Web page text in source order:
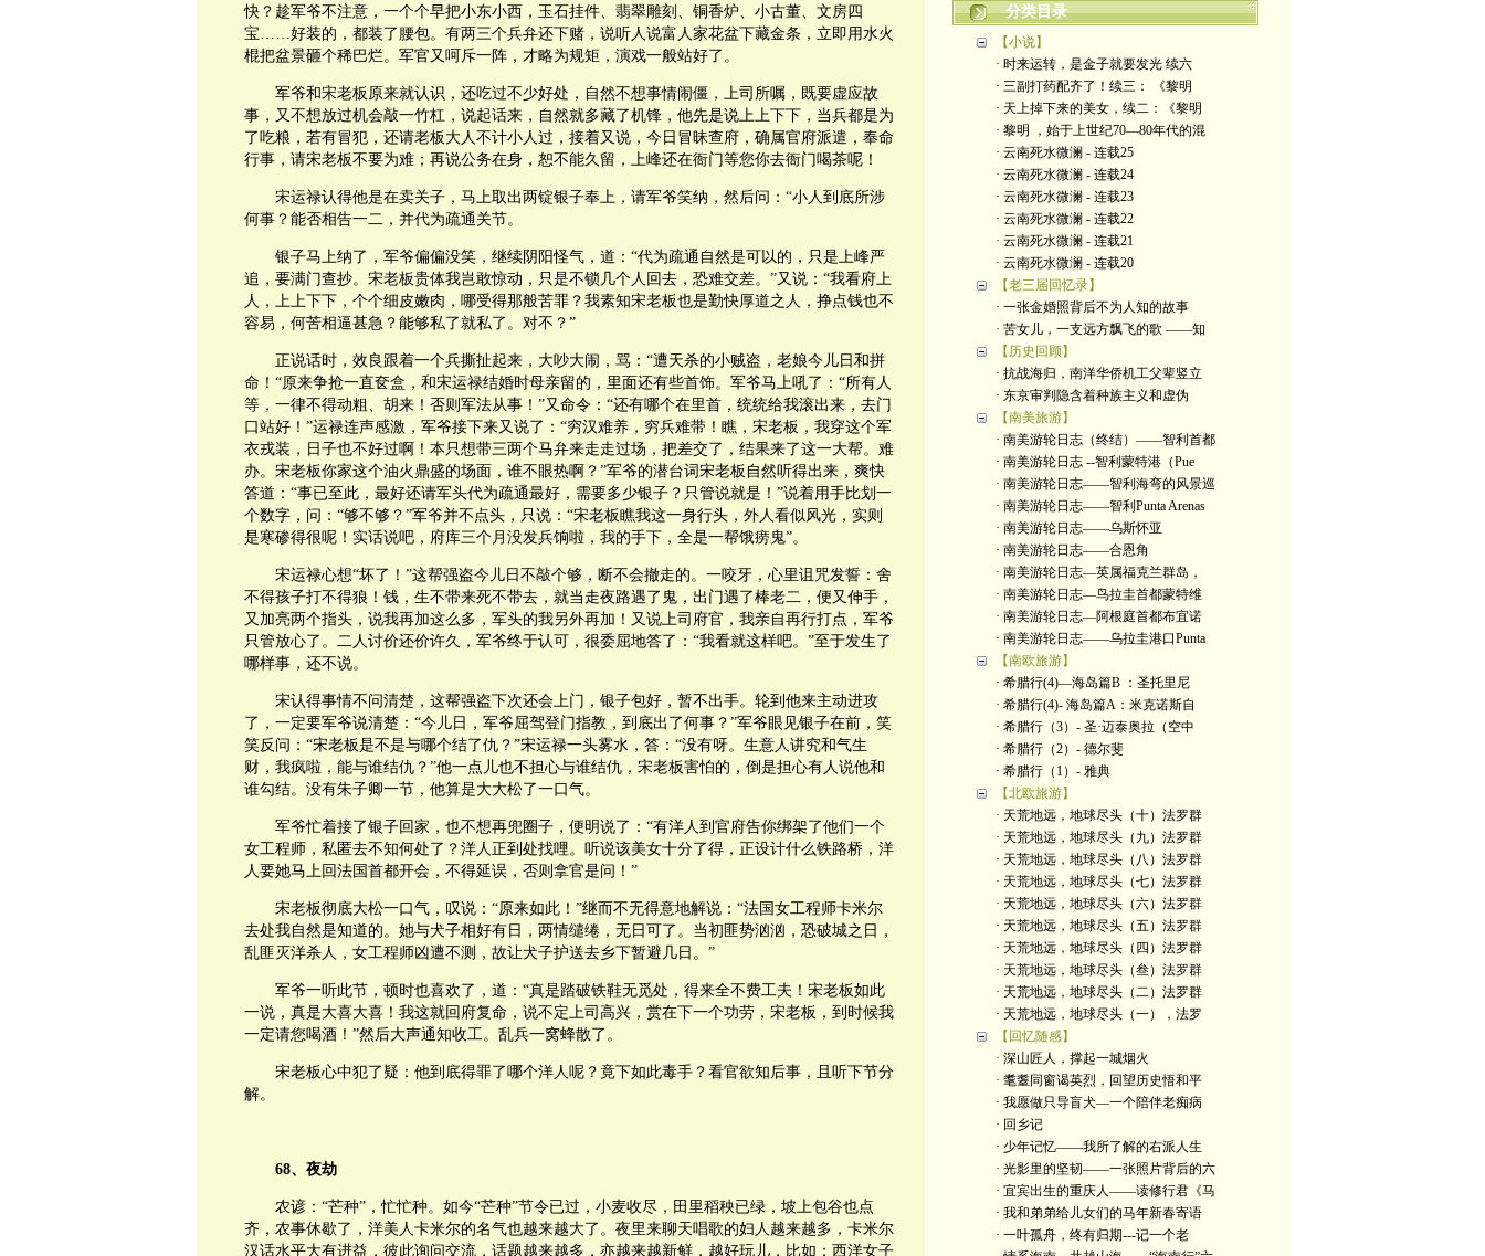
快？趁军爷不注意，一个个早把小东小西，玉石挂件、翡翠雕刻、铜香炉、小古董、文房四
宝……好装的，都装了腰包。有两三个兵弁还下赌，说听人说富人家花盆下藏金条，立即用水火
棍把盆景砸个稀巴烂。军官又呵斥一阵，才略为规矩，演戏一般站好了。
军爷和宋老板原来就认识，还吃过不少好处，自然不想事情闹僵，上司所嘱，既要虚应故
事，又不想放过机会敲一竹杠，说起话来，自然就多藏了机锋，他先是说上上下下，当兵都是为
了吃粮，若有冒犯，还请老板大人不计小人过，接着又说，今日冒昧查府，确属官府派遣，奉命
行事，请宋老板不要为难；再说公务在身，恕不能久留，上峰还在衙门等您你去衙门喝茶呢！
宋运禄认得他是在卖关子，马上取出两锭银子奉上，请军爷笑纳，然后问：“小人到底所涉
何事？能否相告一二，并代为疏通关节。
银子马上纳了，军爷偏偏没笑，继续阴阳怪气，道：“代为疏通自然是可以的，只是上峰严
追，要满门查抄。宋老板贵体我岂敢惊动，只是不锁几个人回去，恐难交差。”又说：“我看府上
人，上上下下，个个细皮嫩肉，哪受得那般苦罪？我素知宋老板也是勤快厚道之人，挣点钱也不
容易，何苦相逼甚急？能够私了就私了。对不？”
正说话时，效良跟着一个兵撕扯起来，大吵大闹，骂：“遭天杀的小贼盗，老娘今儿日和拼
命！“原来争抢一直奁盒，和宋运禄结婚时母亲留的，里面还有些首饰。军爷马上吼了：“所有人
等，一律不得动粗、胡来！否则军法从事！”又命令：“还有哪个在里首，统统给我滚出来，去门
口站好！”运禄连声感激，军爷接下来又说了：“穷汉难养，穷兵难带！瞧，宋老板，我穿这个军
衣戎装，日子也不好过啊！本只想带三两个马弁来走走过场，把差交了，结果来了这一大帮。难
办。宋老板你家这个油火鼎盛的场面，谁不眼热啊？”军爷的潜台词宋老板自然听得出来，爽快
答道：“事已至此，最好还请军头代为疏通最好，需要多少银子？只管说就是！”说着用手比划一
个数字，问：“够不够？”军爷并不点头，只说：“宋老板瞧我这一身行头，外人看似风光，实则
是寒碜得很呢！实话说吧，府库三个月没发兵饷啦，我的手下，全是一帮饿痨鬼”。
宋运禄心想“坏了！”这帮强盗今儿日不敲个够，断不会撤走的。一咬牙，心里诅咒发誓：舍
不得孩子打不得狼！钱，生不带来死不带去，就当走夜路遇了鬼，出门遇了棒老二，便又伸手，
又加亮两个指头，说我再加这么多，军头的我另外再加！又说上司府官，我亲自再行打点，军爷
只管放心了。二人讨价还价许久，军爷终于认可，很委屈地答了：“我看就这样吧。”至于发生了
哪样事，还不说。
宋认得事情不问清楚，这帮强盗下次还会上门，银子包好，暂不出手。轮到他来主动进攻
了，一定要军爷说清楚：“今儿日，军爷屈驾登门指教，到底出了何事？”军爷眼见银子在前，笑
笑反问：“宋老板是不是与哪个结了仇？”宋运禄一头雾水，答：“没有呀。生意人讲究和气生
财，我疯啦，能与谁结仇？”他一点儿也不担心与谁结仇，宋老板害怕的，倒是担心有人说他和
谁勾结。没有朱子卿一节，他算是大大松了一口气。
军爷忙着接了银子回家，也不想再兜圈子，便明说了：“有洋人到官府告你绑架了他们一个
女工程师，私匿去不知何处了？洋人正到处找哩。听说该美女十分了得，正设计什么铁路桥，洋
人要她马上回法国首都开会，不得延误，否则拿官是问！”
宋老板彻底大松一口气，叹说：“原来如此！”继而不无得意地解说：“法国女工程师卡米尔
去处我自然是知道的。她与犬子相好有日，两情缱绻，无日可了。当初匪势汹汹，恐破城之日，
乱匪灭洋杀人，女工程师凶遭不测，故让犬子护送去乡下暂避几日。”
军爷一听此节，顿时也喜欢了，道：“真是踏破铁鞋无觅处，得来全不费工夫！宋老板如此
一说，真是大喜大喜！我这就回府复命，说不定上司高兴，赏在下一个功劳，宋老板，到时候我
一定请您喝酒！”然后大声通知收工。乱兵一窝蜂散了。
宋老板心中犯了疑：他到底得罪了哪个洋人呢？竟下如此毒手？看官欲知后事，且听下节分
解。
68、夜劫
农谚：“芒种”，忙忙种。如今“芒种”节令已过，小麦收尽，田里稻秧已绿，坡上包谷也点
齐，农事休歇了，洋美人卡米尔的名气也越来越大了。夜里来聊天唱歌的妇人越来越多，卡米尔
汉话水平大有进益，彼此询问交流，话题越来越多，亦越来越新鲜，越好玩儿，比如：西洋女子
分类目录
【小说】
· 时来运转，是金子就要发光 续六
· 三副打药配齐了！续三： 《黎明
· 天上掉下来的美女，续二：《黎明
· 黎明 ，始于上世纪70—80年代的混
· 云南死水微澜 - 连载25
· 云南死水微澜 - 连载24
· 云南死水微澜 - 连载23
· 云南死水微澜 - 连载22
· 云南死水微澜 - 连载21
· 云南死水微澜 - 连载20
【老三届回忆录】
· 一张金婚照背后不为人知的故事
· 苦女儿，一支远方飘飞的歌 ——知
【历史回顾】
· 抗战海归，南洋华侨机工父辈竖立
· 东京审判隐含着种族主义和虚伪
【南美旅游】
· 南美游轮日志（终结）——智利首都
· 南美游轮日志 --智利蒙特港（Pue
· 南美游轮日志——智利海弯的风景巡
· 南美游轮日志——智利Punta Arenas
· 南美游轮日志——乌斯怀亚
· 南美游轮日志——合恩角
· 南美游轮日志—英属福克兰群岛，
· 南美游轮日志—鸟拉圭首都蒙特维
· 南美游轮日志—阿根庭首都布宜诺
· 南美游轮日志——乌拉圭港口Punta
【南欧旅游】
· 希腊行(4)—海岛篇B ：圣托里尼
· 希腊行(4)- 海岛篇A：米克诺斯自
· 希腊行（3）- 圣·迈泰奥拉（空中
· 希腊行（2）- 德尔斐
· 希腊行（1）- 雅典
【北欧旅游】
· 天荒地远，地球尽头（十）法罗群
· 天荒地远，地球尽头（九）法罗群
· 天荒地远，地球尽头（八）法罗群
· 天荒地远，地球尽头（七）法罗群
· 天荒地远，地球尽头（六）法罗群
· 天荒地远，地球尽头（五）法罗群
· 天荒地远，地球尽头（四）法罗群
· 天荒地远，地球尽头（叁）法罗群
· 天荒地远，地球尽头（二）法罗群
· 天荒地远，地球尽头（一），法罗
【回忆随感】
· 深山匠人，撑起一城烟火
· 耄耋同窗谒英烈，回望历史悟和平
· 我愿做只导盲犬—一个陪伴老痴病
· 回乡记
· 少年记忆——我所了解的右派人生
· 光影里的坚韧——一张照片背后的六
· 宜宾出生的重庆人——读修行君《马
· 我和弟弟给儿女们的马年新春寄语
· 一叶孤舟，终有归期---记一个老